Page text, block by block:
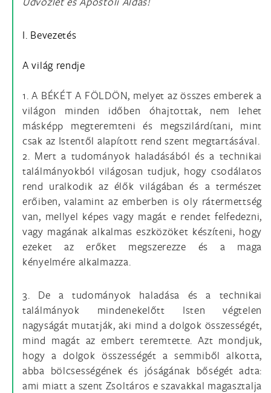
I. Bevezetés
A világ rendje
1. A BÉKÉT A FÖLDÖN, melyet az összes emberek a
világon minden időben óhajtottak, nem lehet
másképp megteremteni és megszilárdítani, mint
csak az Istentől alapított rend szent megtartásával.
2. Mert a tudományok haladásából és a technikai
találmányokból világosan tudjuk, hogy csodálatos
rend uralkodik az élők világában és a természet
erőiben, valamint az emberben is oly rátermettség
van, mellyel képes vagy magát e rendet felfedezni,
vagy magának alkalmas eszközöket készíteni, hogy
ezeket az erőket megszerezze és a maga
kényelmére alkalmazza.
3. De a tudományok haladása és a technikai
találmányok mindenekelőtt Isten végtelen
nagyságát mutatják, aki mind a dolgok összességét,
mind magát az embert teremtette. Azt mondjuk,
hogy a dolgok összességét a semmiből alkotta,
abba bölcsességének és jóságának bőségét adta:
ami miatt a szent Zsoltáros e szavakkal magasztalja